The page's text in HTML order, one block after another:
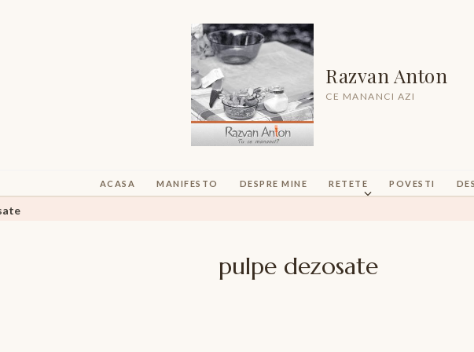
Razvan Anton
CE MANANCI AZI
ACASA MANIFESTO DESPRE MINE RETETE POVESTI
pulpe dezosate